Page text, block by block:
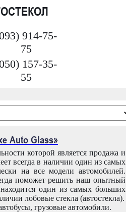
914-75-
75
157-35-
55
Auto Glass»
которой является продажа и
всегда в наличии один из самых
на все модели автомобилей.
поможет решить наш опытный
находится один из самых больших
лобовые стекла (автостекла).
грузовые автомобили.